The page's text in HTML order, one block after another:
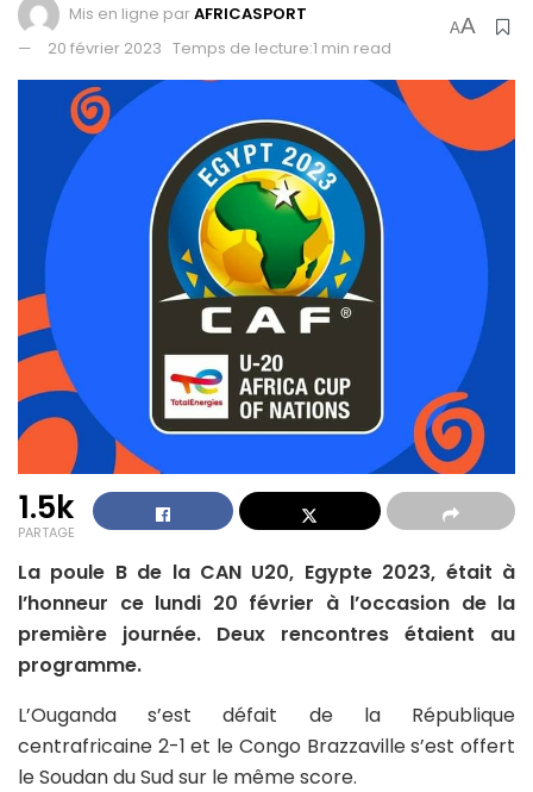
Mis en ligne parAFRICASPORT
20 février 2023 Temps de lecture:1 min read
AA
1.5k
PARTAGE
La poule B de la CAN U20, Egypte 2023, était à
l’honneur ce lundi 20 février à l’occasion de la
première journée. Deux rencontres étaient au
programme.
L’Ouganda s’est défait de la République
centrafricaine 2-1 et le Congo Brazzaville s’est offert
le Soudan du Sud sur le même score.